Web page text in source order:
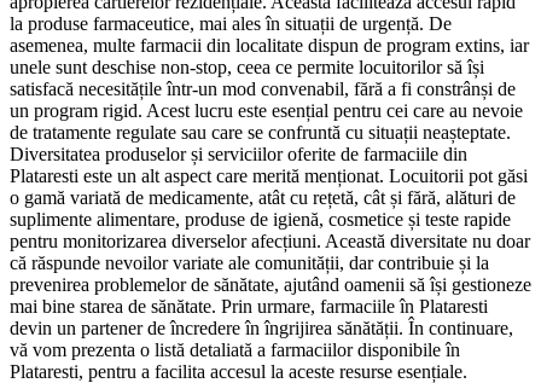
la produse farmaceutice, mai ales în situații de urgență. De
asemenea, multe farmacii din localitate dispun de program extins, iar
unele sunt deschise non-stop, ceea ce permite locuitorilor să își
satisfacă necesitățile într-un mod convenabil, fără a fi constrânși de
un program rigid. Acest lucru este esențial pentru cei care au nevoie
de tratamente regulate sau care se confruntă cu situații neașteptate.
Diversitatea produselor și serviciilor oferite de farmaciile din
Plataresti este un alt aspect care merită menționat. Locuitorii pot găsi
o gamă variată de medicamente, atât cu rețetă, cât și fără, alături de
suplimente alimentare, produse de igienă, cosmetice și teste rapide
pentru monitorizarea diverselor afecțiuni. Această diversitate nu doar
că răspunde nevoilor variate ale comunității, dar contribuie și la
prevenirea problemelor de sănătate, ajutând oamenii să își gestioneze
mai bine starea de sănătate. Prin urmare, farmaciile în Plataresti
devin un partener de încredere în îngrijirea sănătății. În continuare,
vă vom prezenta o listă detaliată a farmaciilor disponibile în
Plataresti, pentru a facilita accesul la aceste resurse esențiale.